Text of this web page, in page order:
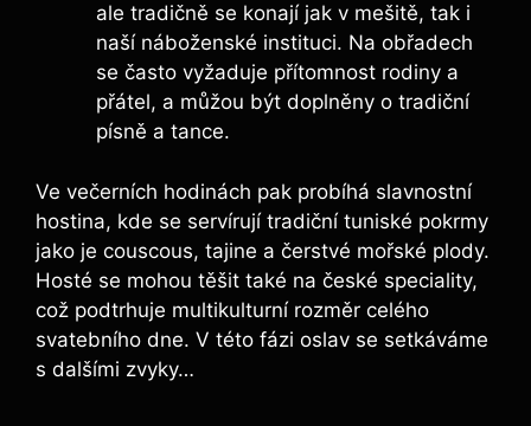
ale tradičně se konají jak v mešitě, tak i
naší náboženské instituci. Na obřadech
se často vyžaduje přítomnost rodiny a
přátel, a můžou být doplněny o tradiční
písně a tance.
Ve večerních hodinách pak probíhá slavnostní
hostina, kde se servírují tradiční tuniské pokrmy
jako je couscous, tajine a čerstvé mořské plody.
Hosté se mohou těšit také na české speciality,
což podtrhuje multikulturní rozměr celého
svatebního dne. V této fázi oslav se setkáváme
s dalšími zvyky…